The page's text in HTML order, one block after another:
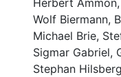
Herbert
Wolf Biermann,
Michael Brie,
Sigmar Gabriel,
Stephan